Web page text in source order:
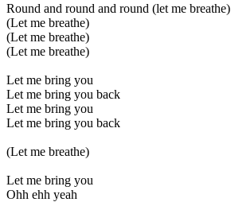
Round and round and round (let me breathe)
(Let me breathe)
(Let me breathe)
(Let me breathe)
Let me bring you
Let me bring you back
Let me bring you
Let me bring you back
(Let me breathe)
Let me bring you
Ohh ehh yeah